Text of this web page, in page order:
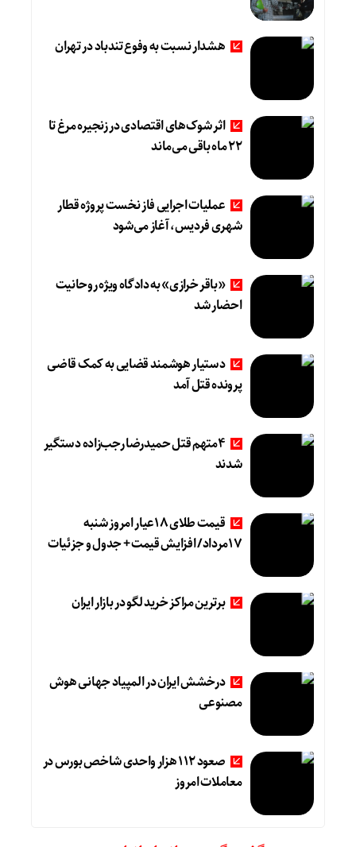
هشدار نسبت به وفوع تندباد در تهران
اثر شوک‌های اقتصادی در زنجیره مرغ تا
22 ماه باقی می‌ماند
عملیات اجرایی فاز نخست پروژه قطار
شهری فردیس، آغاز می‌شود
«باقر خرازی» به دادگاه ویژه روحانیت
احضار شد
دستیار هوشمند قضایی به کمک قاضی
پرونده قتل آمد
4متهم قتل حمیدرضا رجب‌زاده دستگیر
شدند
قیمت طلای 18عیار امروز شنبه
17مرداد/ افزایش قیمت + جدول و جزئیات
برترین مراکز خرید لگو در بازار ایران
درخشش ایران در المپیاد جهانی هوش
مصنوعی
صعود 112 هزار واحدی شاخص بورس در
معاملات امروز